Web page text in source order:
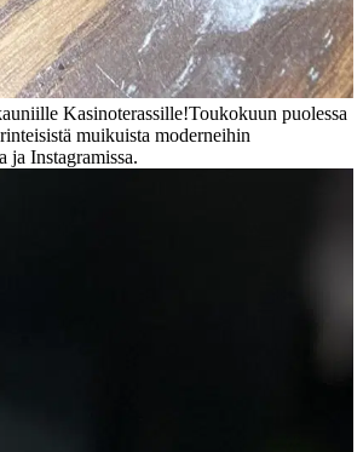
Kasinoterassille!Toukokuun puolessa
muikuista moderneihin
ja Instagramissa.